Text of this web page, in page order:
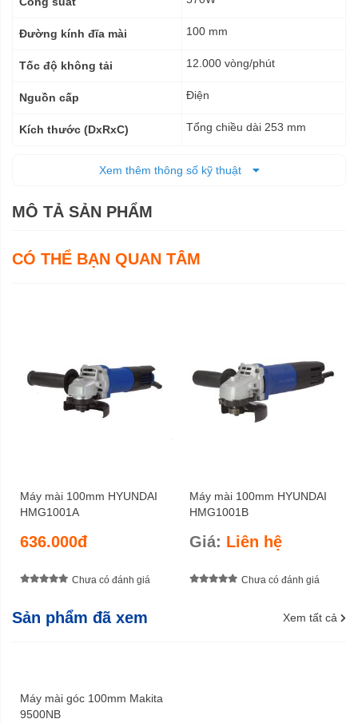
Đường kính đĩa mài 100 mm
Tốc độ không tải 12.000 vòng/phút
Nguồn cấp Điện
Kích thước (DxRxC) Tổng chiều dài 253 mm
Xem thêm thông số kỹ thuật
MÔ TẢ SẢN PHẨM
CÓ THỂ BẠN QUAN TÂM
Máy mài 100mm HYUNDAI
HMG1001A
636.000đ
Chưa có đánh giá
Máy mài 100mm HYUNDAI
HMG1001B
Giá: Liên hệ
Chưa có đánh giá
Sản phẩm đã xem Xem tất cả
Máy mài góc 100mm Makita
9500NB